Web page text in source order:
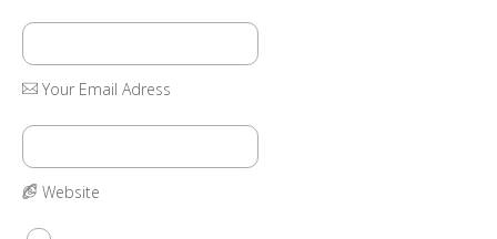
Your Email Adress
Website